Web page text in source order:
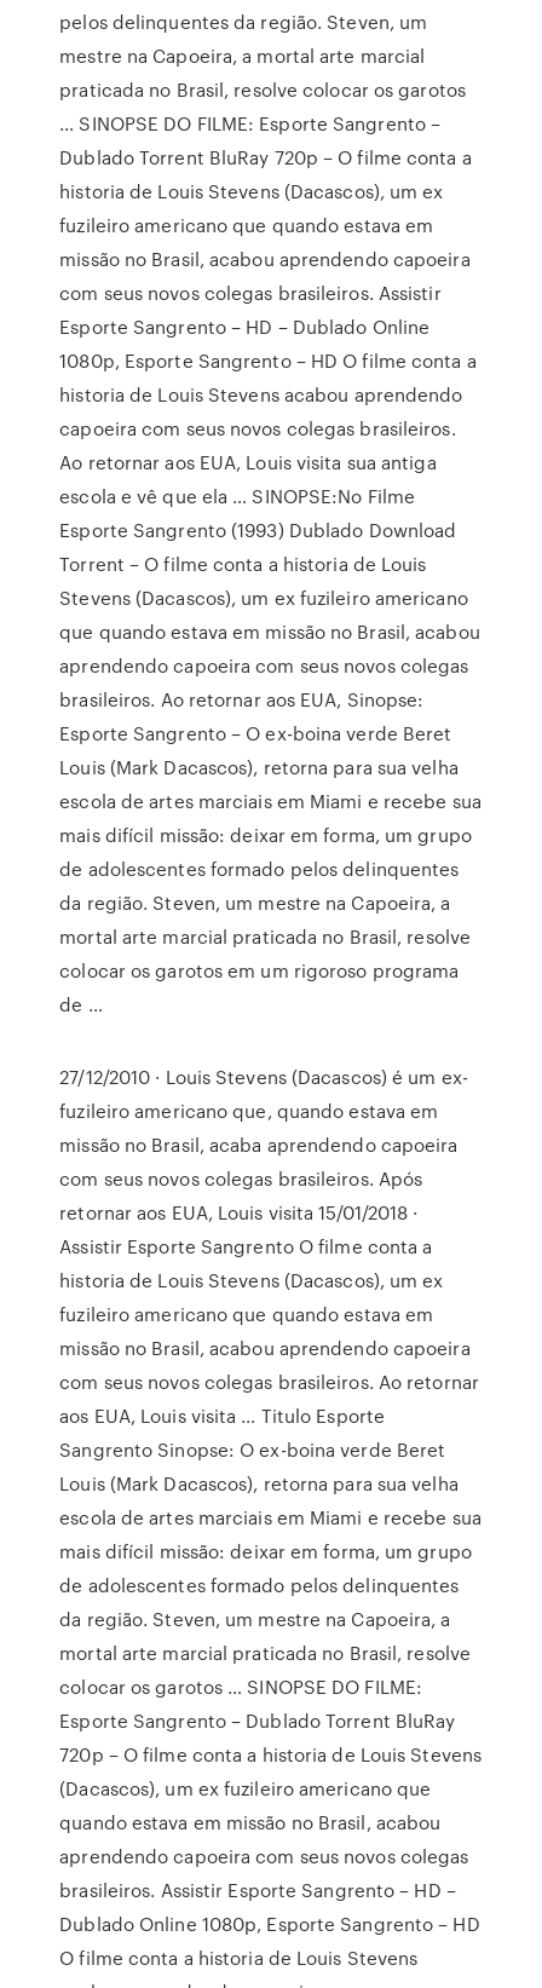
pelos delinquentes da região. Steven, um
mestre na Capoeira, a mortal arte marcial
praticada no Brasil, resolve colocar os garotos
… SINOPSE DO FILME: Esporte Sangrento –
Dublado Torrent BluRay 720p – O filme conta a
historia de Louis Stevens (Dacascos), um ex
fuzileiro americano que quando estava em
missão no Brasil, acabou aprendendo capoeira
com seus novos colegas brasileiros. Assistir
Esporte Sangrento – HD – Dublado Online
1080p, Esporte Sangrento – HD O filme conta a
historia de Louis Stevens acabou aprendendo
capoeira com seus novos colegas brasileiros.
Ao retornar aos EUA, Louis visita sua antiga
escola e vê que ela … SINOPSE:No Filme
Esporte Sangrento (1993) Dublado Download
Torrent – O filme conta a historia de Louis
Stevens (Dacascos), um ex fuzileiro americano
que quando estava em missão no Brasil, acabou
aprendendo capoeira com seus novos colegas
brasileiros. Ao retornar aos EUA, Sinopse:
Esporte Sangrento – O ex-boina verde Beret
Louis (Mark Dacascos), retorna para sua velha
escola de artes marciais em Miami e recebe sua
mais difícil missão: deixar em forma, um grupo
de adolescentes formado pelos delinquentes
da região. Steven, um mestre na Capoeira, a
mortal arte marcial praticada no Brasil, resolve
colocar os garotos em um rigoroso programa
de …
27/12/2010 · Louis Stevens (Dacascos) é um ex-
fuzileiro americano que, quando estava em
missão no Brasil, acaba aprendendo capoeira
com seus novos colegas brasileiros. Após
retornar aos EUA, Louis visita 15/01/2018 ·
Assistir Esporte Sangrento O filme conta a
historia de Louis Stevens (Dacascos), um ex
fuzileiro americano que quando estava em
missão no Brasil, acabou aprendendo capoeira
com seus novos colegas brasileiros. Ao retornar
aos EUA, Louis visita … Titulo Esporte
Sangrento Sinopse: O ex-boina verde Beret
Louis (Mark Dacascos), retorna para sua velha
escola de artes marciais em Miami e recebe sua
mais difícil missão: deixar em forma, um grupo
de adolescentes formado pelos delinquentes
da região. Steven, um mestre na Capoeira, a
mortal arte marcial praticada no Brasil, resolve
colocar os garotos … SINOPSE DO FILME:
Esporte Sangrento – Dublado Torrent BluRay
720p – O filme conta a historia de Louis Stevens
(Dacascos), um ex fuzileiro americano que
quando estava em missão no Brasil, acabou
aprendendo capoeira com seus novos colegas
brasileiros. Assistir Esporte Sangrento – HD –
Dublado Online 1080p, Esporte Sangrento – HD
O filme conta a historia de Louis Stevens